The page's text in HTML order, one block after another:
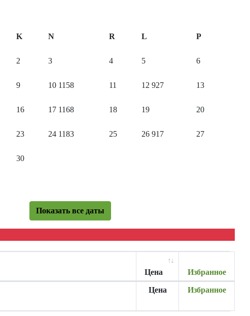
K N R L P
2 3 4 5 6
9 10 1158 11 12 927 13
16 17 1168 18 19 20
23 24 1183 25 26 917 27
30
Показать все даты
Цена Избранное
Цена Избранное